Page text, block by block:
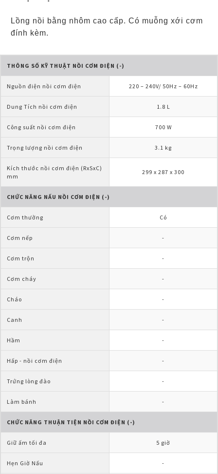
Lồng nồi bằng nhôm cao cấp. Có muỗng xới cơm
đính kèm.
THÔNG SỐ KỸ THUẬT NỒI CƠM ĐIỆN (-)
Nguồn điện nồi cơm điện 220 – 240V/ 50Hz – 60Hz
Dung Tích nồi cơm điện 1.8 L
Công suất nồi cơm điện 700 W
Trọng lượng nồi cơm điện 3.1 kg
Kích thước nồi cơm điện (RxSxC)
mm
299 x 287 x 300
CHỨC NĂNG NẤU NỒI CƠM ĐIỆN (-)
Cơm thường Có
Cơm nếp -
Cơm trộn -
Cơm cháy -
Cháo -
Canh -
Hầm -
Hấp - nồi cơm điện -
Trứng lòng đào -
Làm bánh -
CHỨC NĂNG THUẬN TIỆN NỒI CƠM ĐIỆN (-)
Giữ ấm tối đa 5 giờ
Hẹn Giờ Nấu -